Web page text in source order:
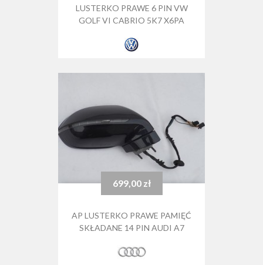
LUSTERKO PRAWE 6 PIN VW
GOLF VI CABRIO 5K7 X6PA
Cena699,00 zł
AP LUSTERKO PRAWE PAMIĘĆ
SKŁADANE 14 PIN AUDI A7